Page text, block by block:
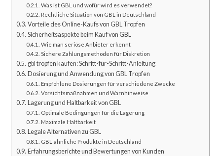
Was ist GBL und wofür wird es verwendet?
Rechtliche Situation von GBL in Deutschland
Vorteile des Online-Kaufs von GBL Tropfen
Sicherheitsaspekte beim Kauf von GBL
Wie man seriöse Anbieter erkennt
Sichere Zahlungsmethoden für Diskretion
gbl tropfen kaufen: Schritt-für-Schritt-Anleitung
Dosierung und Anwendung von GBL Tropfen
Empfohlene Dosierungen für verschiedene Zwecke
Vorsichtsmaßnahmen und Warnhinweise
Lagerung und Haltbarkeit von GBL
Optimale Bedingungen für die Lagerung
Maximale Haltbarkeit
Legale Alternativen zu GBL
GBL-ähnliche Produkte in Deutschland
Erfahrungsberichte und Bewertungen von Kunden